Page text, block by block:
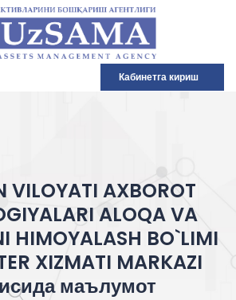
Кабинетга кириш
VILOYATI AXBOROT
ALOQA VA
HIMOYALASH BO`LIMI
XIZMATI MARKAZI
маълумот